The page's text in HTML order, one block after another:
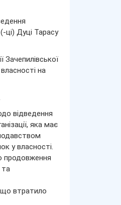
ці) Дуці Тарасу
на
відведення
яка має
у власності.
продовження
та
що втратило